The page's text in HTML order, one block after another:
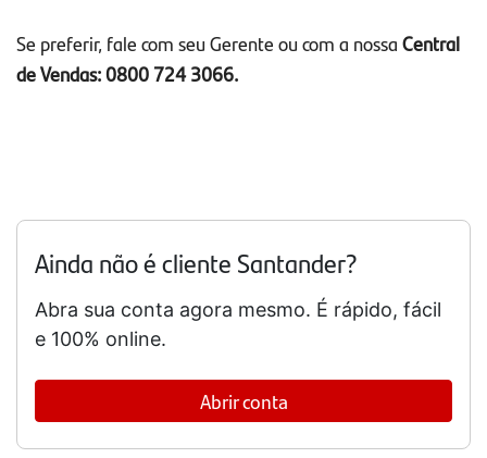
Se preferir, fale com seu Gerente ou com a nossa Central
de Vendas: 0800 724 3066.
Ainda não é cliente Santander?
Abra sua conta agora mesmo. É rápido, fácil
e 100% online.
Abrir conta